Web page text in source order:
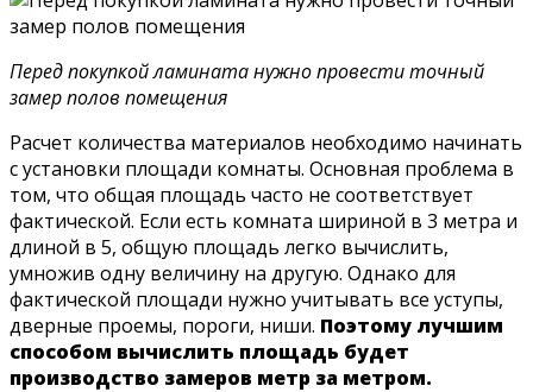
Перед покупкой ламината нужно провести точный
замер полов помещения
Расчет количества материалов необходимо начинать
с установки площади комнаты. Основная проблема в
том, что общая площадь часто не соответствует
фактической. Если есть комната шириной в 3 метра и
длиной в 5, общую площадь легко вычислить,
умножив одну величину на другую. Однако для
фактической площади нужно учитывать все уступы,
дверные проемы, пороги, ниши. Поэтому лучшим
способом вычислить площадь будет
производство замеров метр за метром.